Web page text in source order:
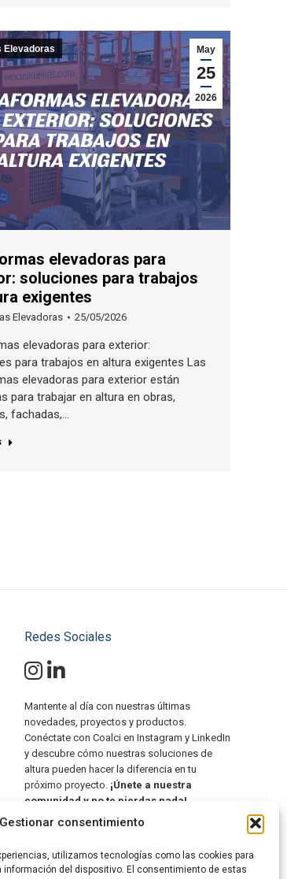
Gestionar consentimiento
utilizamos tecnologías como las cookies para
información del dispositivo. El consentimiento de estas
May
25
2026
Elevadoras
elevadoras para
soluciones para trabajos
exigentes
Elevadoras 25/05/2026
elevadoras para exterior:
para trabajos en altura exigentes Las
elevadoras para exterior están
para trabajar en altura en obras,
fachadas,…
Redes Sociales
Mantente al día con nuestras últimas
novedades, proyectos y productos.
Conéctate con Coalci en Instagram y LinkedIn
y descubre cómo nuestras soluciones de
altura pueden hacer la diferencia en tu
próximo proyecto. ¡Únete a nuestra
comunidad y no te pierdas nada!
#SolucionesDeAltura
#MiniGrúasOruga
#ManipuladoresTelescópicos